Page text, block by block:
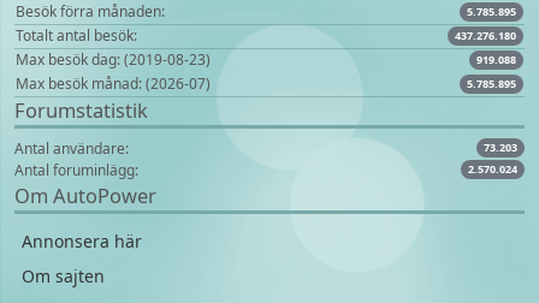
Besök förra månaden: 5.785.895
Totalt antal besök: 437.276.180
Max besök dag: (2019-08-23) 919.088
Max besök månad: (2026-07) 5.785.895
Forumstatistik
Antal användare: 73.203
Antal foruminlägg: 2.570.024
Om AutoPower
Annonsera här
Om sajten